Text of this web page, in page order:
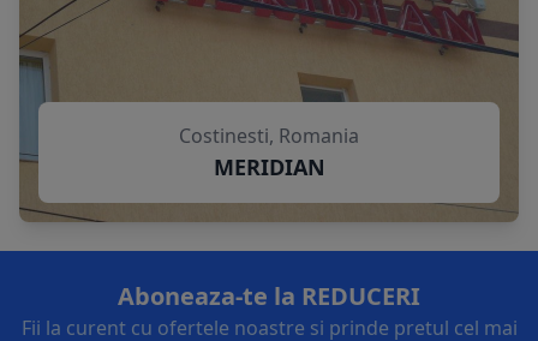
Costinesti, Romania
MERIDIAN
Aboneaza-te la REDUCERI
Fii la curent cu ofertele noastre si prinde pretul cel mai